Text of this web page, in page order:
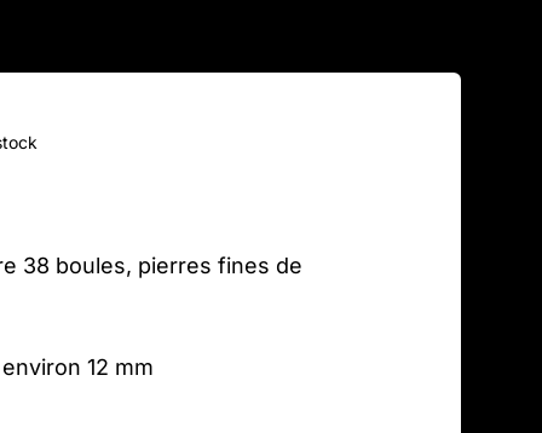
38 boules, pierres fines de
12 mm